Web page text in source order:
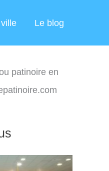
Le blog
patinoire en